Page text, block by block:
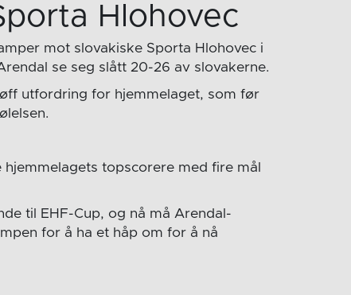
Hlohovec
mot slovakiske Sporta Hlohovec i
se seg slått 20-26 av slovakerne.
utfordring for hjemmelaget, som før
topscorere med fire mål
til EHF-Cup, og nå må Arendal-
for å ha et håp om for å nå